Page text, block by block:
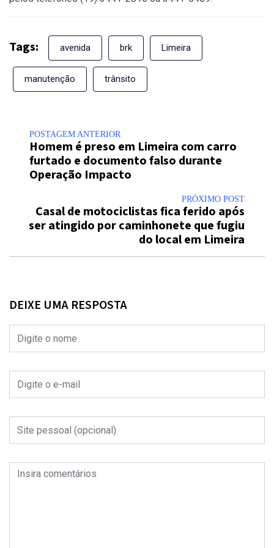
Tags: avenida brk Limeira
manutenção trânsito
POSTAGEM ANTERIOR
Homem é preso em Limeira com carro
furtado e documento falso durante
Operação Impacto
PRÓXIMO POST
Casal de motociclistas fica ferido após
ser atingido por caminhonete que fugiu
do local em Limeira
DEIXE UMA RESPOSTA